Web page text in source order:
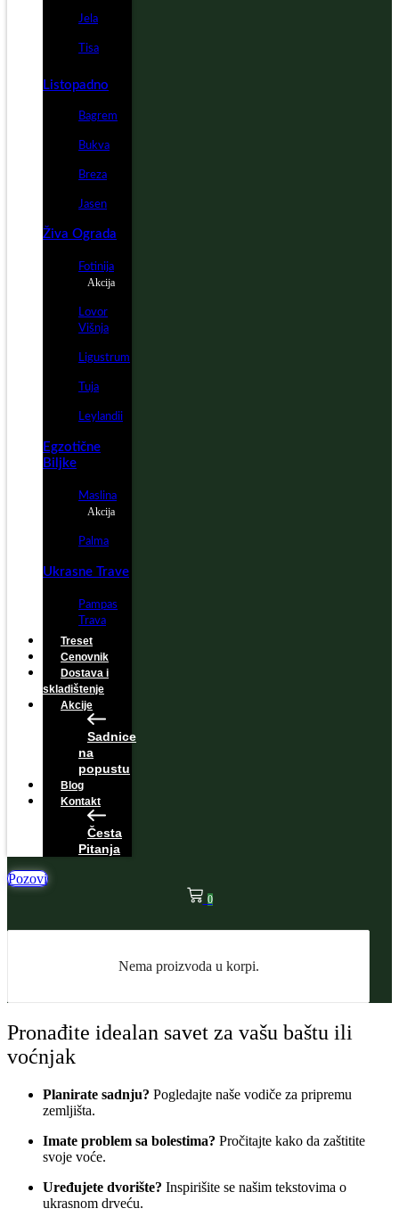
Jela
Tisa
Listopadno
Bagrem
Bukva
Breza
Jasen
Živa Ograda
Fotinija
Akcija
Lovor
Višnja
Ligustrum
Tuja
Leylandii
Egzotične
Biljke
Maslina
Akcija
Palma
Ukrasne Trave
Pampas
Trava
Treset
Cenovnik
Dostava i
skladištenje
Akcije
Sadnice
na
popustu
Blog
Kontakt
Česta
Pitanja
Pozovi
0
Nema proizvoda u korpi.
Pronađite idealan savet za vašu baštu ili
voćnjak
Planirate sadnju? Pogledajte naše vodiče za pripremu
zemljišta.
Imate problem sa bolestima? Pročitajte kako da zaštitite
svoje voće.
Uređujete dvorište? Inspirišite se našim tekstovima o
ukrasnom drveću.